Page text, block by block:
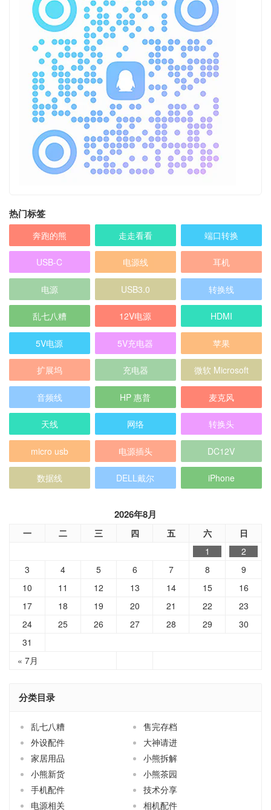
热门标签
奔跑的熊 走走看看 端口转换
USB-C 电源线 耳机
电源 USB3.0 转换线
乱七八糟 12V电源 HDMI
5V电源 5V充电器 苹果
扩展坞 充电器 微软 Microsoft
音频线 HP 惠普 麦克风
天线 网络 转换头
micro usb 电源插头 DC12V
数据线 DELL戴尔 iPhone
2026年8月
一 二 三 四 五 六 日
« 7月
1
2
3
4 5 6 7 8
9
10
11 12 13 14 15
16
17
18 19 20 21 22
23
24
25 26 27 28 29
30
31
分类目录
乱七八糟
售完存档
外设配件
大神请进
家居用品
小熊拆解
小熊新货
小熊茶园
手机配件
技术分享
电源相关
相机配件